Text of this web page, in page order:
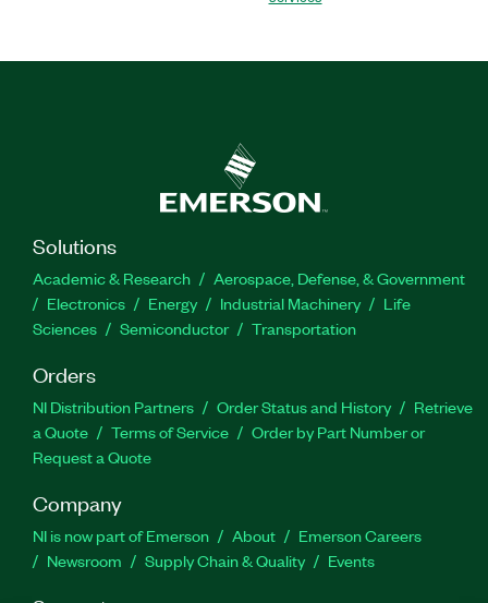
Solutions
Academic & Research
Aerospace, Defense, & Government
Electronics
Energy Industrial Machinery
Life
Sciences
Semiconductor Transportation
Orders
NI Distribution Partners Order Status and History
Retrieve
a Quote
Terms of Service
Order by Part Number or
Request a Quote
Company
NI is now part of Emerson About
Emerson Careers
Newsroom
Supply Chain & Quality Events